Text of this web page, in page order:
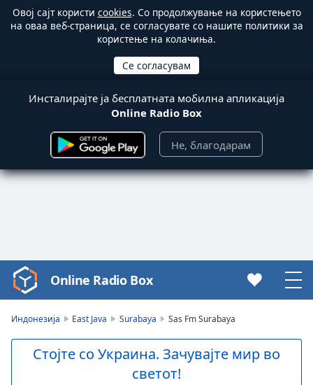
Овој сајт користи cookies. Со продолжување на користењето
на оваа веб-страница, се согласувате со нашите политики за
користење на колачиња.
Инсталирајте ја бесплатната мобилна апликација
Online Radio Box
Не, благодарам
Video
Player
Online Radio Box
Индонезија East Java Surabaya Sas Fm Surabaya
Стојте со Украина. Зачувајте мир во
светот!